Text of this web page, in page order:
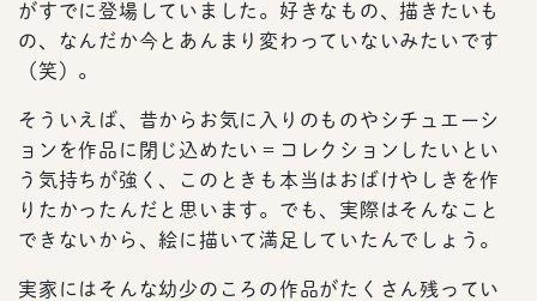
がすでに登場していました。好きなもの、描きたいも
の、なんだか今とあんまり変わっていないみたいです
（笑）。
そういえば、昔からお気に入りのものやシチュエーシ
ョンを作品に閉じ込めたい＝コレクションしたいとい
う気持ちが強く、このときも本当はおばけやしきを作
りたかったんだと思います。でも、実際はそんなこと
できないから、絵に描いて満足していたんでしょう。
実家にはそんな幼少のころの作品がたくさん残ってい